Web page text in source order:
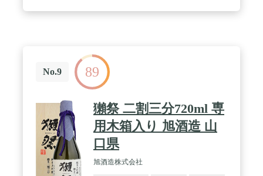
No.9 89
獺祭 二割三分720ml 専
用木箱入り 旭酒造 山
口県
旭酒造株式会社